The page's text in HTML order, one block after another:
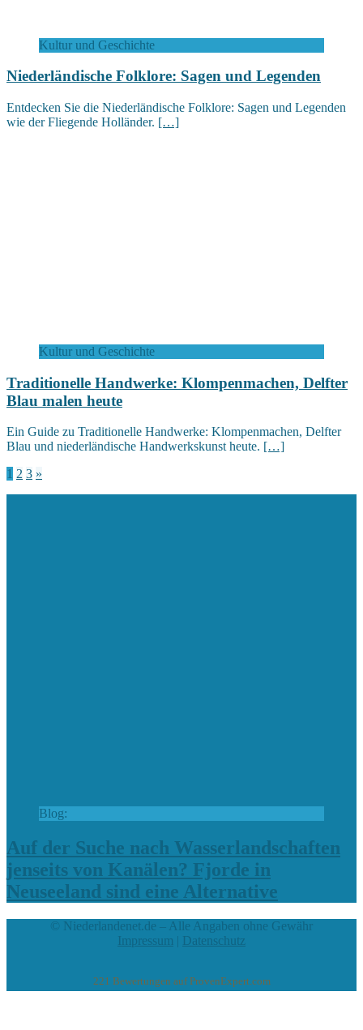
Kultur und Geschichte
Niederländische Folklore: Sagen und Legenden
Entdecken Sie die Niederländische Folklore: Sagen und Legenden
wie der Fliegende Holländer. […]
Kultur und Geschichte
Traditionelle Handwerke: Klompenmachen, Delfter
Blau malen heute
Ein Guide zu Traditionelle Handwerke: Klompenmachen, Delfter
Blau und niederländische Handwerkskunst heute. […]
Seitennummerierung
der
1 2 3 »
Blog:
Auf der Suche nach Wasserlandschaften
jenseits von Kanälen? Fjorde in
Neuseeland sind eine Alternative
© Niederlandenet.de – Alle Angaben ohne Gewähr
Impressum | Datenschutz
221 Bewertungen auf ProvenExpert.com